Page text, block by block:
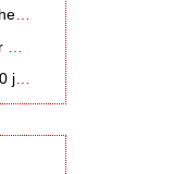
III